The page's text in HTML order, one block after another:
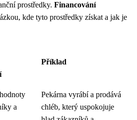
prostředky. Financování
kde tyto prostředky získat a jak je
Příklad
a
Pekárna vyrábí a prodává
chléb, který uspokojuje